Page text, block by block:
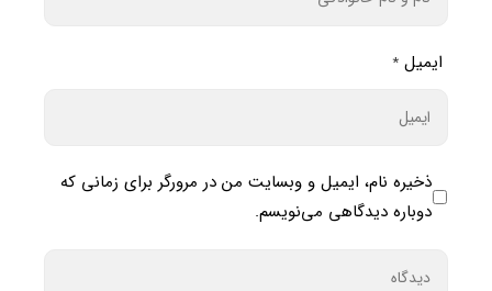
ایمیل *
ذخیره نام، ایمیل و وبسایت من در مرورگر برای زمانی که
دوباره دیدگاهی می‌نویسم.